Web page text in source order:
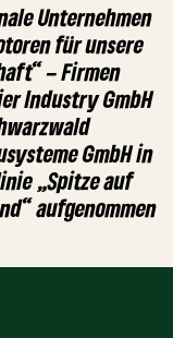
Unternehmen
für unsere
– Firmen
Industry GmbH
GmbH in
„Spitze auf
aufgenommen